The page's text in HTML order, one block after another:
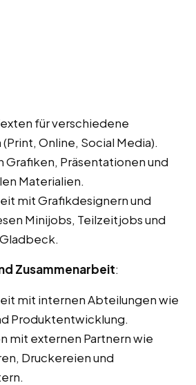
für verschiedene
Online, Social Media).
Grafiken, Präsentationen und
Materialien.
mit Grafikdesignern und
Minijobs, Teilzeitjobs und
Zusammenarbeit:
mit internen Abteilungen wie
Produktentwicklung.
mit externen Partnern wie
Druckereien und